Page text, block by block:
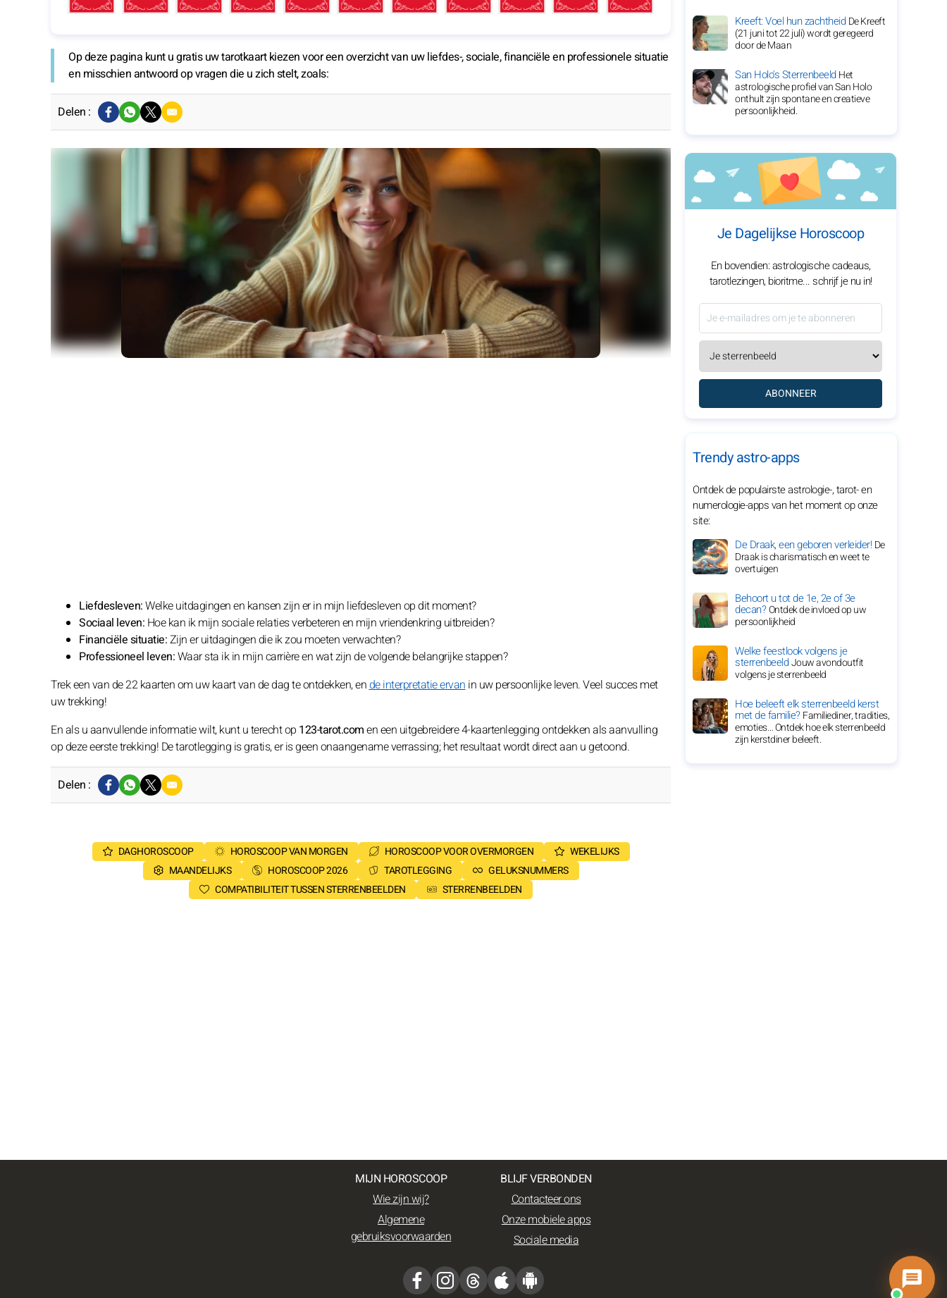
Op deze pagina kunt u gratisuw tarotkaart kiezenvoor een overzicht van uw liefdes-, sociale, financiële en professionele situatie
en misschien antwoord op vragen die u zich stelt, zoals:
Delen :
Liefdesleven:Welke uitdagingen en kansen zijn er in mijn liefdesleven op dit moment?
Sociaal leven: Hoe kan ik mijn sociale relaties verbeteren en mijn vriendenkring uitbreiden?
Financiële situatie:Zijn er uitdagingen die ik zou moeten verwachten?
Professioneel leven:Waar sta ik in mijn carrière en wat zijn de volgende belangrijke stappen?
Trek een van de 22 kaarten om uw kaart van de dag te ontdekken, ende interpretatie ervan in uw persoonlijke leven. Veel succes met
uw trekking!
En als u aanvullende informatie wilt, kunt u terecht op 123-tarot.comen een uitgebreidere 4-kaartenlegging ontdekken als aanvulling
op deze eerste trekking! De tarotlegging is gratis, er is geen onaangename verrassing; het resultaat wordt direct aan u getoond.
Delen :
DAGHOROSCOOP HOROSCOOP VAN MORGEN HOROSCOOP VOOR OVERMORGEN
WEKELIJKS
MAANDELIJKS
HOROSCOOP 2026 TAROTLEGGING
GELUKSNUMMERS
COMPATIBILITEIT TUSSEN STERRENBEELDEN
STERRENBEELDEN
Kreeft: Voel hun zachtheidDe Kreeft
(21 juni tot 22 juli) wordt geregeerd
door de Maan
San Holo's SterrenbeeldHet
astrologische profiel van San Holo
onthult zijn spontane en creatieve
persoonlijkheid.
Je Dagelijkse Horoscoop
En bovendien: astrologische cadeaus,
tarotlezingen, bioritme... schrijf je nu in!
ABONNEER
Trendy astro-apps
Ontdek de populairste astrologie-, tarot- en
numerologie-apps van het moment op onze
site:
De Draak, een geboren verleider!De
Draak is charismatisch en weet te
overtuigen
Behoort u tot de 1e, 2e of 3e
decan?Ontdek de invloed op uw
persoonlijkheid
Welke feestlook volgens je
sterrenbeeldJouw avondoutfit
volgens je sterrenbeeld
Hoe beleeft elk sterrenbeeld kerst
met de familie?Familiediner, tradities,
emoties… Ontdek hoe elk sterrenbeeld
zijn kerstdiner beleeft.
MIJN HOROSCOOP
Wie zijn wij?
Algemene
gebruiksvoorwaarden
BLIJF VERBONDEN
Contacteer ons
Onze mobiele apps
Sociale media